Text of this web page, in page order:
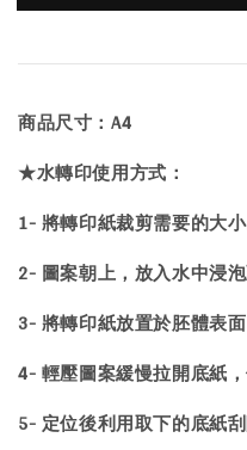
商品尺寸：A4
★水轉印使用方式：
1- 將轉印紙裁剪需要的大小
2- 圖案朝上，放入水中浸
3- 將轉印紙放置於胚體表面
4- 輕壓圖案緩慢拉開底紙
5- 定位後利用取下的底紙